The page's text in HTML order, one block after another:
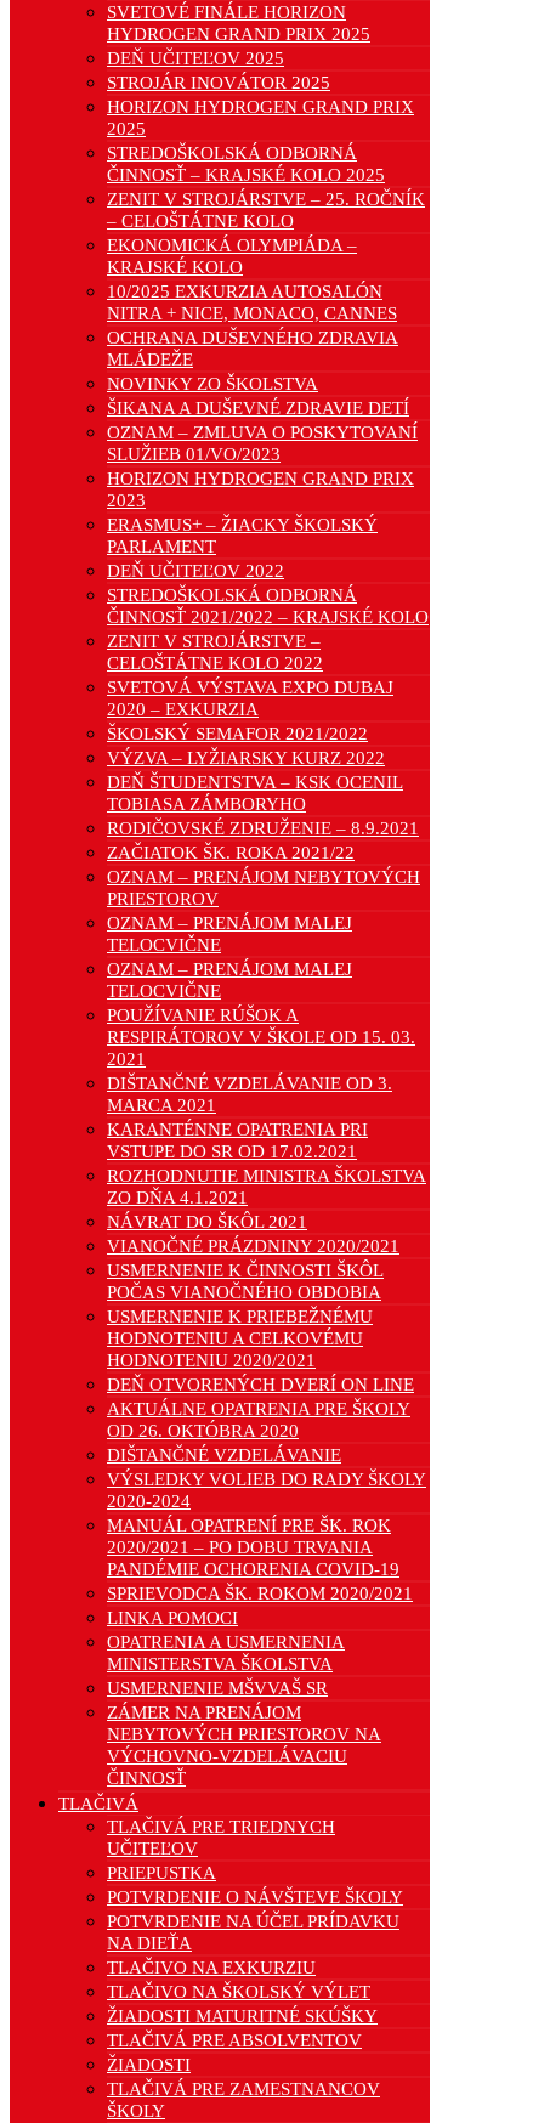
SVETOVÉ FINÁLE HORIZON
HYDROGEN GRAND PRIX 2025
DEŇ UČITEĽOV 2025
STROJÁR INOVÁTOR 2025
HORIZON HYDROGEN GRAND PRIX
2025
STREDOŠKOLSKÁ ODBORNÁ
ČINNOSŤ – KRAJSKÉ KOLO 2025
ZENIT V STROJÁRSTVE – 25. ROČNÍK
– CELOŠTÁTNE KOLO
EKONOMICKÁ OLYMPIÁDA –
KRAJSKÉ KOLO
10/2025 EXKURZIA AUTOSALÓN
NITRA + NICE, MONACO, CANNES
OCHRANA DUŠEVNÉHO ZDRAVIA
MLÁDEŽE
NOVINKY ZO ŠKOLSTVA
ŠIKANA A DUŠEVNÉ ZDRAVIE DETÍ
OZNAM – ZMLUVA O POSKYTOVANÍ
SLUŽIEB 01/VO/2023
HORIZON HYDROGEN GRAND PRIX
2023
ERASMUS+ – ŽIACKY ŠKOLSKÝ
PARLAMENT
DEŇ UČITEĽOV 2022
STREDOŠKOLSKÁ ODBORNÁ
ČINNOSŤ 2021/2022 – KRAJSKÉ KOLO
ZENIT V STROJÁRSTVE –
CELOŠTÁTNE KOLO 2022
SVETOVÁ VÝSTAVA EXPO DUBAJ
2020 – EXKURZIA
ŠKOLSKÝ SEMAFOR 2021/2022
VÝZVA – LYŽIARSKY KURZ 2022
DEŇ ŠTUDENTSTVA – KSK OCENIL
TOBIASA ZÁMBORYHO
RODIČOVSKÉ ZDRUŽENIE – 8.9.2021
ZAČIATOK ŠK. ROKA 2021/22
OZNAM – PRENÁJOM NEBYTOVÝCH
PRIESTOROV
OZNAM – PRENÁJOM MALEJ
TELOCVIČNE
OZNAM – PRENÁJOM MALEJ
TELOCVIČNE
POUŽÍVANIE RÚŠOK A
RESPIRÁTOROV V ŠKOLE OD 15. 03.
2021
DIŠTANČNÉ VZDELÁVANIE OD 3.
MARCA 2021
KARANTÉNNE OPATRENIA PRI
VSTUPE DO SR OD 17.02.2021
ROZHODNUTIE MINISTRA ŠKOLSTVA
ZO DŇA 4.1.2021
NÁVRAT DO ŠKÔL 2021
VIANOČNÉ PRÁZDNINY 2020/2021
USMERNENIE K ČINNOSTI ŠKÔL
POČAS VIANOČNÉHO OBDOBIA
USMERNENIE K PRIEBEŽNÉMU
HODNOTENIU A CELKOVÉMU
HODNOTENIU 2020/2021
DEŇ OTVORENÝCH DVERÍ ON LINE
AKTUÁLNE OPATRENIA PRE ŠKOLY
OD 26. OKTÓBRA 2020
DIŠTANČNÉ VZDELÁVANIE
VÝSLEDKY VOLIEB DO RADY ŠKOLY
2020-2024
MANUÁL OPATRENÍ PRE ŠK. ROK
2020/2021 – PO DOBU TRVANIA
PANDÉMIE OCHORENIA COVID-19
SPRIEVODCA ŠK. ROKOM 2020/2021
LINKA POMOCI
OPATRENIA A USMERNENIA
MINISTERSTVA ŠKOLSTVA
USMERNENIE MŠVVAŠ SR
ZÁMER NA PRENÁJOM
NEBYTOVÝCH PRIESTOROV NA
VÝCHOVNO-VZDELÁVACIU
ČINNOSŤ
TLAČIVÁ
TLAČIVÁ PRE TRIEDNYCH
UČITEĽOV
PRIEPUSTKA
POTVRDENIE O NÁVŠTEVE ŠKOLY
POTVRDENIE NA ÚČEL PRÍDAVKU
NA DIEŤA
TLAČIVO NA EXKURZIU
TLAČIVO NA ŠKOLSKÝ VÝLET
ŽIADOSTI MATURITNÉ SKÚŠKY
TLAČIVÁ PRE ABSOLVENTOV
ŽIADOSTI
TLAČIVÁ PRE ZAMESTNANCOV
ŠKOLY